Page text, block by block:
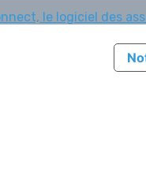
le logiciel des